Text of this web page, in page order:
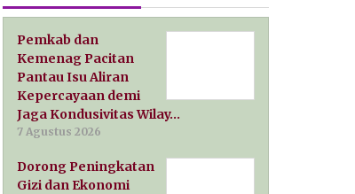
Pemkab dan
Kemenag Pacitan
Pantau Isu Aliran
Kepercayaan demi
Jaga Kondusivitas Wilay…
7 Agustus 2026
Dorong Peningkatan
Gizi dan Ekonomi